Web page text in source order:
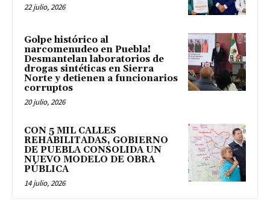
22 julio, 2026
Golpe histórico al
narcomenudeo en Puebla!
Desmantelan laboratorios de
drogas sintéticas en Sierra
Norte y detienen a funcionarios
corruptos
20 julio, 2026
CON 5 MIL CALLES
REHABILITADAS, GOBIERNO
DE PUEBLA CONSOLIDA UN
NUEVO MODELO DE OBRA
PÚBLICA
14 julio, 2026